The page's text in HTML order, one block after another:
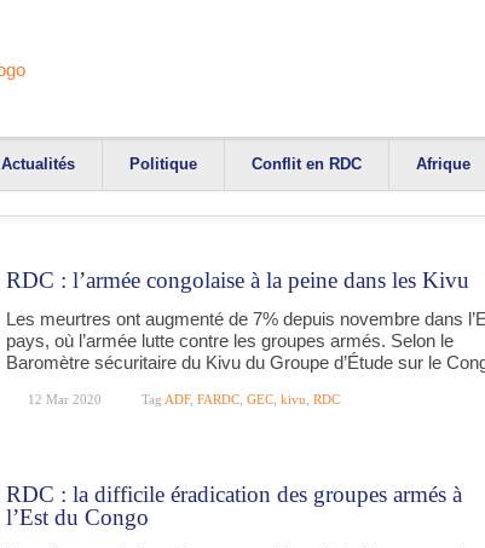
Actualités Politique Conflit en RDC Afrique
RDC : l’armée congolaise à la peine dans les Kivu
Les meurtres ont augmenté de 7% depuis novembre dans
pays, où l’armée lutte contre les groupes armés. Selon le
Baromètre sécuritaire du Kivu du Groupe d’Étude sur le
12 Mar 2020 Tag ADF, FARDC GEC kivu RDC
RDC : la difficile éradication des groupes armés à
l’Est du Congo